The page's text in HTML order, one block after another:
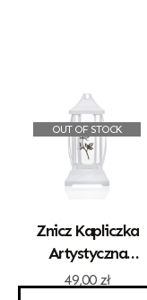
OUT OF STOCK
Znicz Kapliczka
Artystyczna
„Gracja” Mała
49,00 zł